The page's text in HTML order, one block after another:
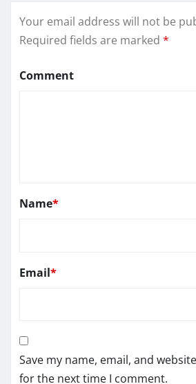
Your email address will not be
Required fields are marked *
Comment
Name*
Email*
Save my name, email, and
for the next time I comment.